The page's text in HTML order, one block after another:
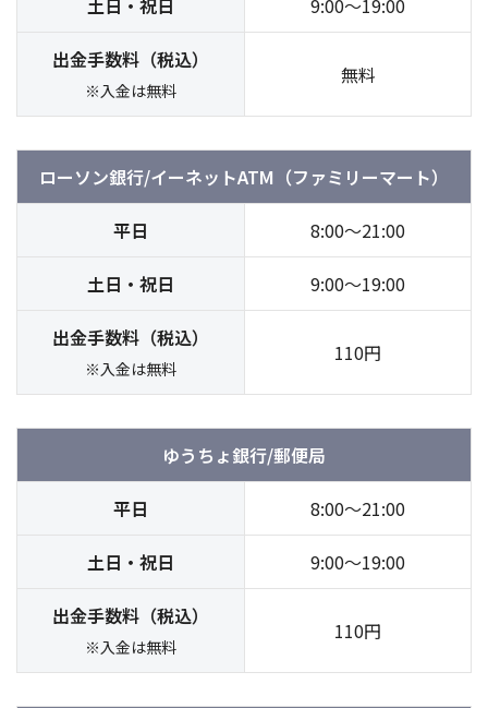
土日・祝日 9:00～19:00
出金手数料（税込）
※入金は無料
無料
ローソン銀行/イーネットATM（ファミリーマート）
平日 8:00～21:00
土日・祝日 9:00～19:00
出金手数料（税込）
※入金は無料
110円
ゆうちょ銀行/郵便局
平日 8:00～21:00
土日・祝日 9:00～19:00
出金手数料（税込）
※入金は無料
110円